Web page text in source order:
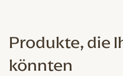
Produkte, die
könnten